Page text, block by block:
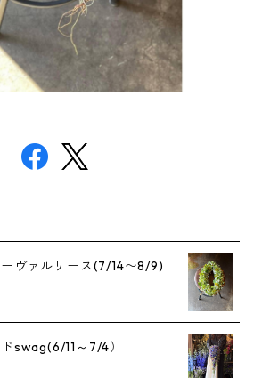
ヴァルリース(7/14〜8/9)
swag(6/11～7/4）